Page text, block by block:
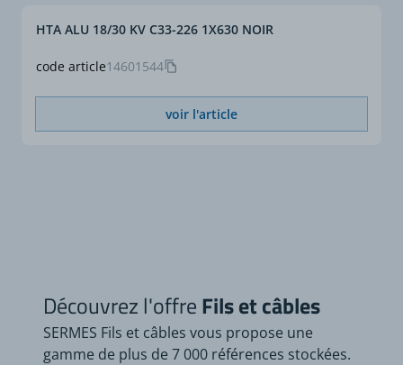
code article14601544
HTA ALU 18/30 KV C33-226 1X630 NOIR
voir l'article
Découvrez l'offreFils et câbles
SERMES Fils et câbles vous propose une
gamme de plus de 7 000 références stockées.